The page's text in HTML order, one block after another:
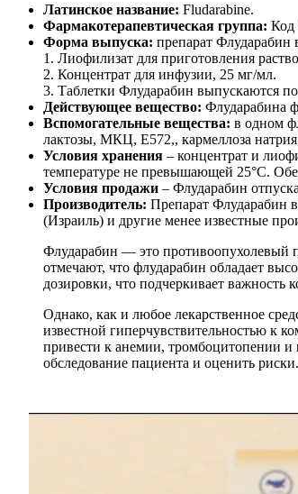
Латинское название: Fludarabine.
Фармакотерапевтическая группа: Код
Форма выпуска: препарат Флударабин
1. Лиофилизат для приготовления
2. Концентрат для инфузии, 25 мг/мл.
3. Таблетки Флударабин выпускаются
Действующее вещество: Флударабина
Вспомогательные вещества: в одном
лактозы, МКЦ, Е572,, кармеллоза
Условия хранения – концентрат и
температуре не превышающей 25°С. Обе
Условия продажи – Флударабин
Производитель: Препарат Флударабин
(Израиль) и другие менее известные
Флударабин — это противоопухолевый
отмечают, что флударабин обладает
дозировки, что подчеркивает важность
Однако, как и любое лекарственное
известной гиперчувствительностью к
привести к анемии, тромбоцитопении и
обследование пациента и оценить риски.